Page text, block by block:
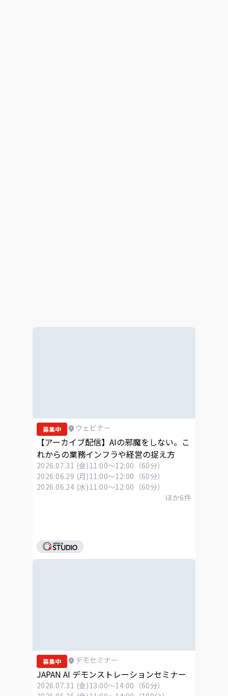
募集中 ウェビナー
【アーカイブ配信】AIの邪魔をしない。こ
れからの業務インフラや経営の捉え方
2026.07.31 (金)11:00～12:00（60分）
2026.06.29 (月)11:00～12:00（60分）
2026.06.24 (水)11:00～12:00（60分）
ほか6件
募集中 デモセミナー
JAPAN AI デモンストレーションセミナー
2026.07.31 (金)13:00～14:00（60分）